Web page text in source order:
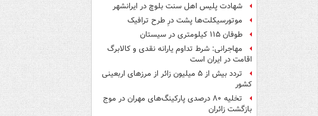
شهادت پلیس اهل سنت بلوچ در ایرانشهر
موتورسیکلت‌ها پشت درِ طرح ترافیک
طوفان ۱۱۵ کیلومتری در سیستان
مهاجرانی: شرط تداوم یارانه نقدی و کالابرگ
اقامت در ایران است
تردد بیش از ۵ میلیون زائر از مرزهای اربعینی
کشور
تخلیه ۸۰ درصدی پارکینگ‌های مهران در موج
بازگشت زائران